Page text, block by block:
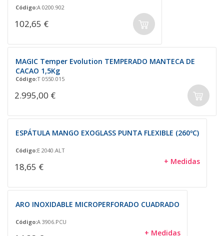
Código:A 0200.902
102,65 €
MAGIC Temper Evolution TEMPERADO MANTECA DE
CACAO 1,5Kg
Código:T 0550.015
2.995,00 €
ESPÁTULA MANGO EXOGLASS PUNTA FLEXIBLE (260ºC)
Código:E 2040.ALT
18,65 € + Medidas
ARO INOXIDABLE MICROPERFORADO CUADRADO
Código:A 3906.PCU
+ Medidas